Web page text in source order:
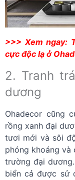
>>> Xem ngay:
cực độc lạ ở
2. Tranh
dương
Ohadecor cũng
rồng xanh đại
tươi mới và sôi
phóng khoáng
trường đại
biển cả được sử